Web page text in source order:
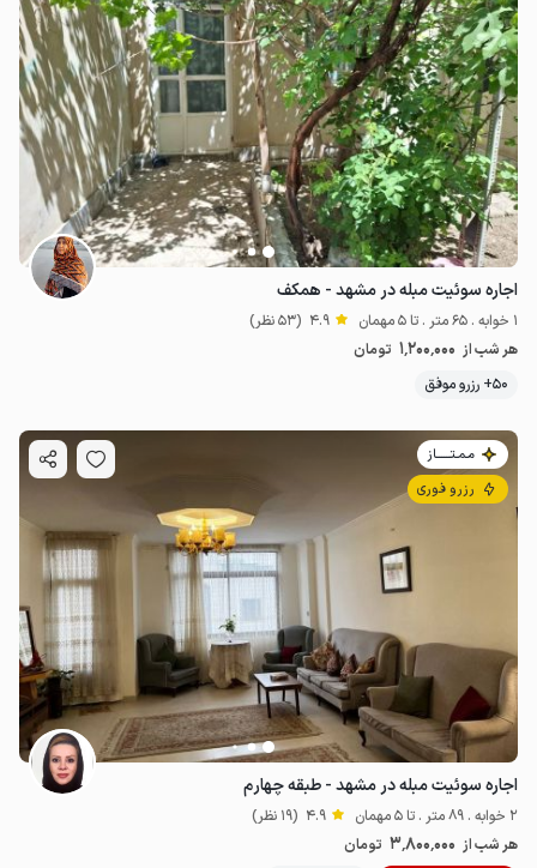
اجاره سوئیت مبله در مشهد - همکف
1 خوابه . 65 متر . تا 5 مهمان 4.9 (53 نظر)
هر شب از 1٬200٬000 تومان
50+ رزرو موفق
مـمـتــــــاز
رزرو فوری
اجاره سوئیت مبله در مشهد - طبقه چهارم
2 خوابه . 89 متر . تا 5 مهمان 4.9 (19 نظر)
هر شب از 3٬800٬000 تومان